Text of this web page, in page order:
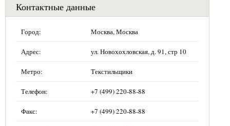
Контактные данные
Город: Москва, Москва
Адрес: ул. Новохохловская, д. 91, стр 10
Метро: Текстильщики
Телефон: +7 (499) 220-88-88
Факс: +7 (499) 220-88-88